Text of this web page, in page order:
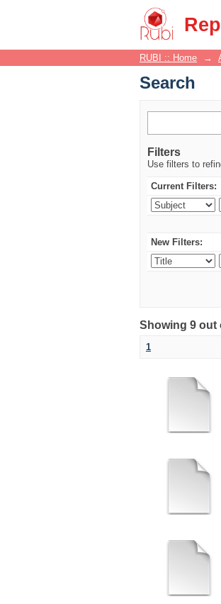
Search
RUBI :: Home →
Search
Filters
Use filters to
Current Filters:
New Filters:
Showing 9 out
1